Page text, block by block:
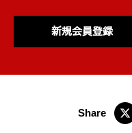
新規会員登録